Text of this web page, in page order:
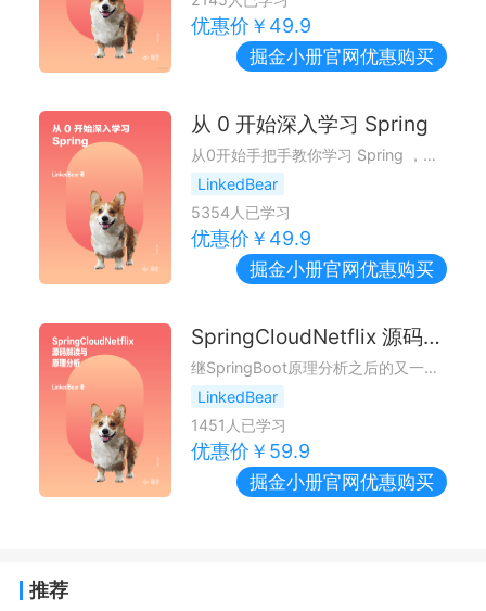
优惠价￥ 49.9
掘金小册官网优惠购买
从 0 开始深入学习 Spring
从0开始手把手教你学习 Spring ，循序渐进由浅入深掌握 Spring 的核心与底层，助你成为 Spring 大佬。
LinkedBear
5354人已学习
优惠价￥ 49.9
掘金小册官网优惠购买
SpringCloudNetflix 源码解读与原理分析
继SpringBoot原理分析之后的又一力作，从熟悉的场景逐步深入源码底层，理解SpringCloudNetflix中组件的设计和原理。
LinkedBear
1451 人已学习
优惠价￥ 59.9
掘金小册官网优惠购买
推荐